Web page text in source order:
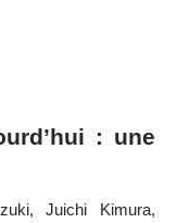
: une
Juichi Kimura,